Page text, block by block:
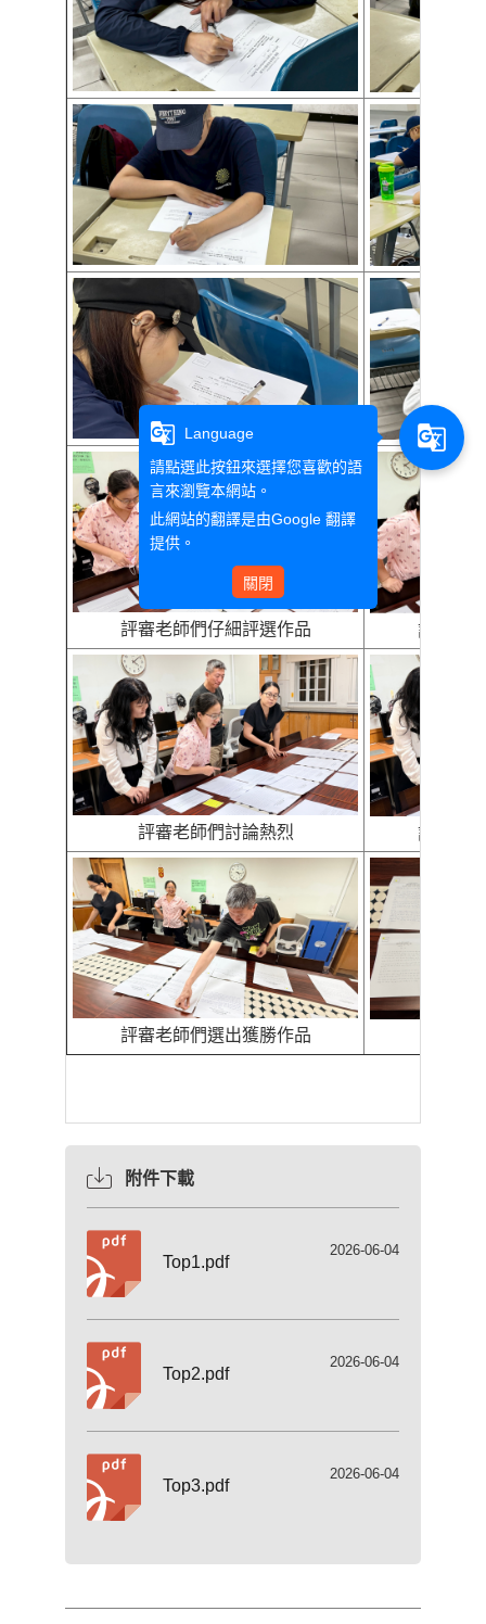
評審老師們仔細評選作品 評審老
評審老師們討論熱烈 評審老
評審老師們選出獲勝作品
附件下載
Top1.pdf
2026-06-04
Top2.pdf
2026-06-04
Top3.pdf
2026-06-04
g_translate
Language
請點選此按鈕來選擇您喜歡的語
言來瀏覽本網站。
此網站的翻譯是由Google 翻譯
提供。
關閉
g_translate